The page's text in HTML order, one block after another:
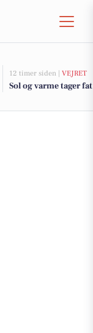
12 timer siden | VEJRET
Sol og varme tager
Thomas Max Møller